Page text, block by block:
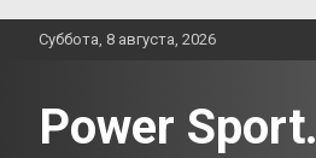
ПерейтиСуббота, 8 августа, 2026
Power Sport.